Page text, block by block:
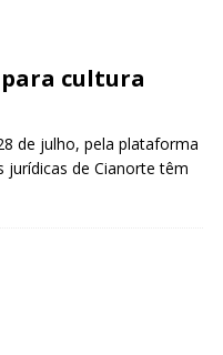
para cultura
de julho, pela plataforma
jurídicas de Cianorte têm